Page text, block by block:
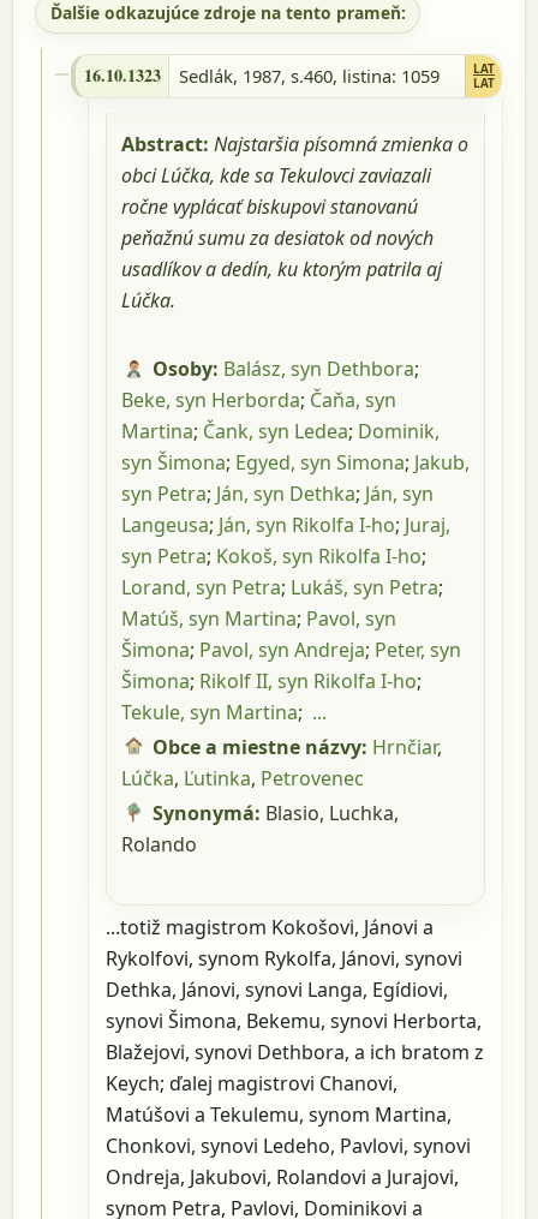
Ďalšie odkazujúce zdroje na tento prameň:
16.10.1323 - Sedlák, 1987, s.460, listina:
1059
16.10.1323 Sedlák, 1987, s.460, listina: 1059
LAT
LAT
Abstract: Najstaršia písomná zmienka o
obci Lúčka, kde sa Tekulovci zaviazali
ročne vyplácať biskupovi stanovanú
peňažnú sumu za desiatok od nových
usadlíkov a dedín, ku ktorým patrila aj
Lúčka.
Osoby: Balász, syn Dethbora;
Beke, syn Herborda; Čaňa, syn
Martina; Čank, syn Ledea; Dominik,
syn Šimona; Egyed, syn Simona; Jakub,
syn Petra; Ján, syn Dethka; Ján, syn
Langeusa; Ján, syn Rikolfa I-ho; Juraj,
syn Petra; Kokoš, syn Rikolfa I-ho;
Lorand, syn Petra; Lukáš, syn Petra;
Matúš, syn Martina; Pavol, syn
Šimona; Pavol, syn Andreja; Peter, syn
Šimona; Rikolf II, syn Rikolfa I-ho;
Tekule, syn Martina; ...
Obce a miestne názvy: Hrnčiar,
Lúčka, Ľutinka, Petrovenec
Synonymá: Blasio, Luchka,
Rolando
...totiž magistrom Kokošovi, Jánovi a
Rykolfovi, synom Rykolfa, Jánovi, synovi
Dethka, Jánovi, synovi Langa, Egídiovi,
synovi Šimona, Bekemu, synovi Herborta,
Blažejovi, synovi Dethbora, a ich bratom z
Keych; ďalej magistrovi Chanovi,
Matúšovi a Tekulemu, synom Martina,
Chonkovi, synovi Ledeho, Pavlovi, synovi
Ondreja, Jakubovi, Rolandovi a Jurajovi,
synom Petra, Pavlovi, Dominikovi a